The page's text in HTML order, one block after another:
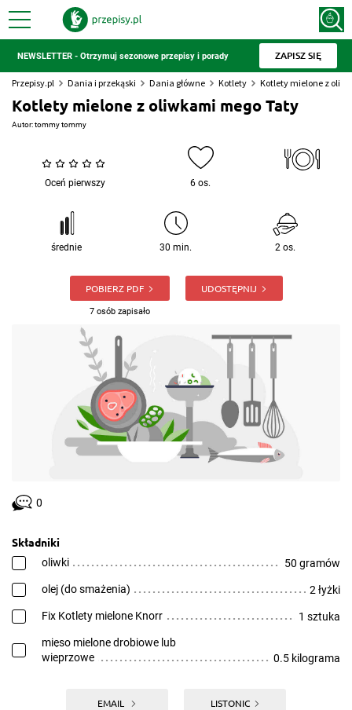
NEWSLETTER - Otrzymuj sezonowe przepisy i porady ZAPISZ SIĘ
Przepisy.pl Dania i przekąski Dania główne Kotlety Kotlety mielone z
Kotlety mielone z oliwkami mego Taty
Autor:tommy tommy
Oceń pierwszy 6 os.
średnie 30 min. 2 os.
POBIERZ PDF
7 osób zapisało
UDOSTĘPNIJ
0
Składniki
oliwki 50 gramów
olej (do smażenia) 2 łyżki
Fix Kotlety mielone Knorr 1 sztuka
mięso mielone drobiowe lub
wieprzowe
0.5 kilograma
EMAIL LISTONIC